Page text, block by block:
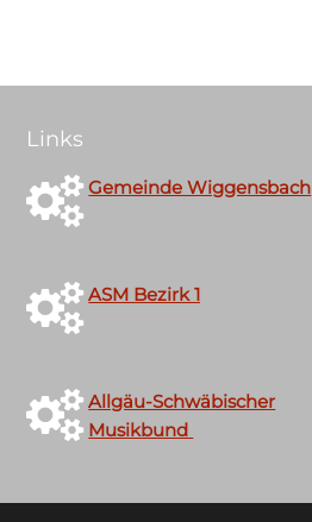
Links
Gemeinde Wiggensbach
ASM Bezirk 1
Allgäu-Schwäbischer
Musikbund